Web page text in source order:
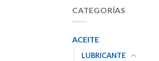
CATEGORÍAS
ACEITE
LUBRICANTE